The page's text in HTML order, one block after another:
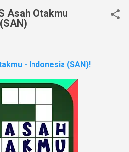
Asah Otakmu
- Indonesia (SAN)!